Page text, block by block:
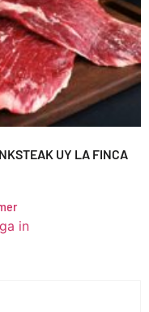
UY LA FINCA
in